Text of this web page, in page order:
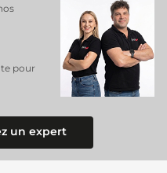
pour
un expert